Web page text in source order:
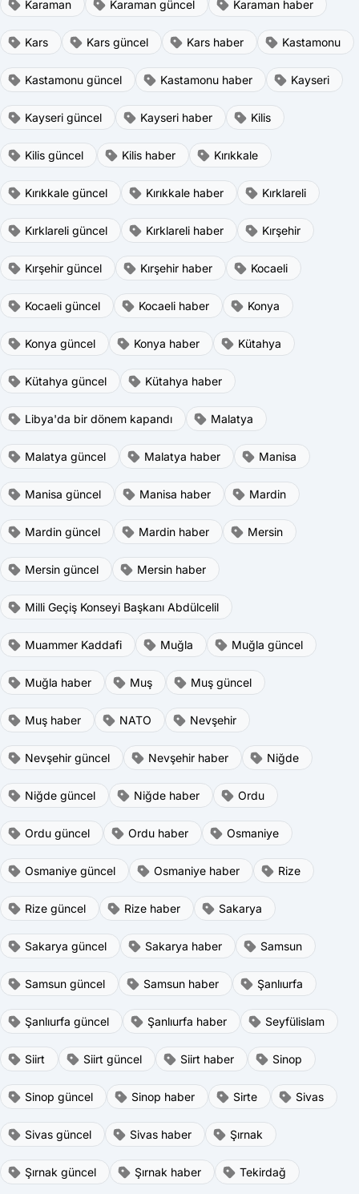
Karaman Karaman güncel Karaman haber
Kars Kars güncel Kars haber Kastamonu
Kastamonu güncel Kastamonu haber Kayseri
Kayseri güncel Kayseri haber Kilis
Kilis güncel Kilis haber Kırıkkale
Kırıkkale güncel Kırıkkale haber Kırklareli
Kırklareli güncel Kırklareli haber Kırşehir
Kırşehir güncel Kırşehir haber Kocaeli
Kocaeli güncel Kocaeli haber Konya
Konya güncel Konya haber Kütahya
Kütahya güncel Kütahya haber
Libya'da bir dönem kapandı Malatya
Malatya güncel Malatya haber Manisa
Manisa güncel Manisa haber Mardin
Mardin güncel Mardin haber Mersin
Mersin güncel Mersin haber
Milli Geçiş Konseyi Başkanı Abdülcelil
Muammer Kaddafi Muğla Muğla güncel
Muğla haber Muş Muş güncel
Muş haber NATO Nevşehir
Nevşehir güncel Nevşehir haber Niğde
Niğde güncel Niğde haber Ordu
Ordu güncel Ordu haber Osmaniye
Osmaniye güncel Osmaniye haber Rize
Rize güncel Rize haber Sakarya
Sakarya güncel Sakarya haber Samsun
Samsun güncel Samsun haber Şanlıurfa
Şanlıurfa güncel Şanlıurfa haber Seyfülislam
Siirt Siirt güncel Siirt haber Sinop
Sinop güncel Sinop haber Sirte Sivas
Sivas güncel Sivas haber Şırnak
Şırnak güncel Şırnak haber Tekirdağ